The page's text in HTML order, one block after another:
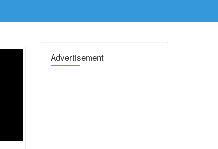
Advertisement